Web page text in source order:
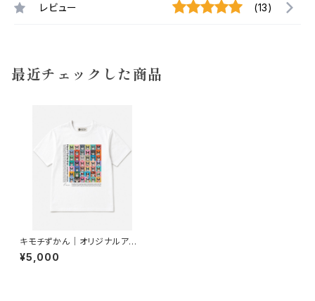
レビュー (13)
最近チェックした商品
キモチずかん｜オリジナルアート
Tシャツ
¥5,000